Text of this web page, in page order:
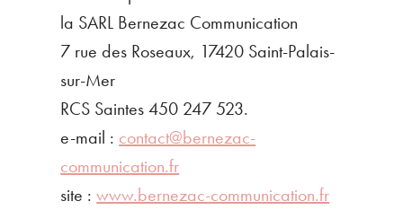
la SARL Bernezac Communication
7 rue des Roseaux, 17420 Saint-Palais-
sur-Mer
RCS Saintes 450 247 523.
e-mail : contact@bernezac-
communication.fr
site :www.bernezac-communication.fr